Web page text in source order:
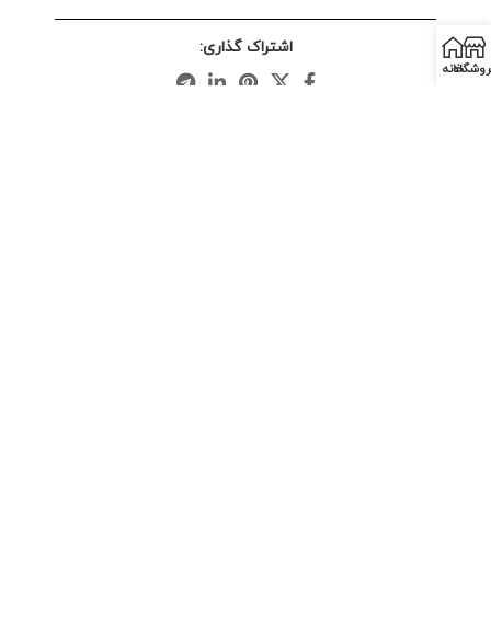
اشتراک گذاری:
خانه